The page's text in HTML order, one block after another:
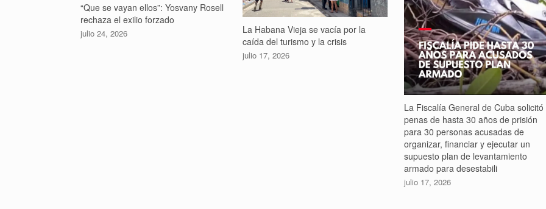
“Que se vayan ellos”: Yosvany Rosell
rechaza el exilio forzado
julio 24, 2026
La Habana Vieja se vacía por la
caída del turismo y la crisis
julio 17, 2026
La Fiscalía General de Cuba solicitó
penas de hasta 30 años de prisión
para 30 personas acusadas de
organizar, financiar y ejecutar un
supuesto plan de levantamiento
armado para desestabili
julio 17, 2026